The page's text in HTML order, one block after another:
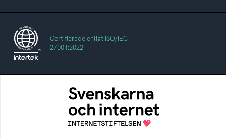
Certifierade enligt ISO/IEC
27001:2022
Svenskarna och internet
En årlig studie av svenska folkets
internetvanor